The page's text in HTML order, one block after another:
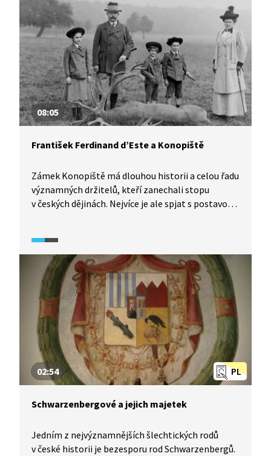
s jeho úlohou při „objevení“ slavných Rukopisů.
08:05
František Ferdinand d’Este a Konopiště
Zámek Konopiště má dlouhou historii a celou řadu
významných držitelů, kteří zanechali stopu
v českých dějinách. Nejvíce je ale spjat s postavou
proměnil své rodové sídlo? Jaké byly jeho osudy?
PL
02:54
Schwarzenbergové a jejich majetek
Jedním z nejvýznamnějších šlechtických rodů
v české historii je bezesporu rod Schwarzenbergů.